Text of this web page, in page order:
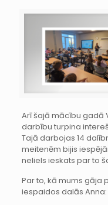
Arī šajā mācību gadā
darbību turpina
Tajā darbojas 14
meitenēm bijis
neliels ieskats par to
Par to, kā mums gāja
iespaidos dalās Anna: